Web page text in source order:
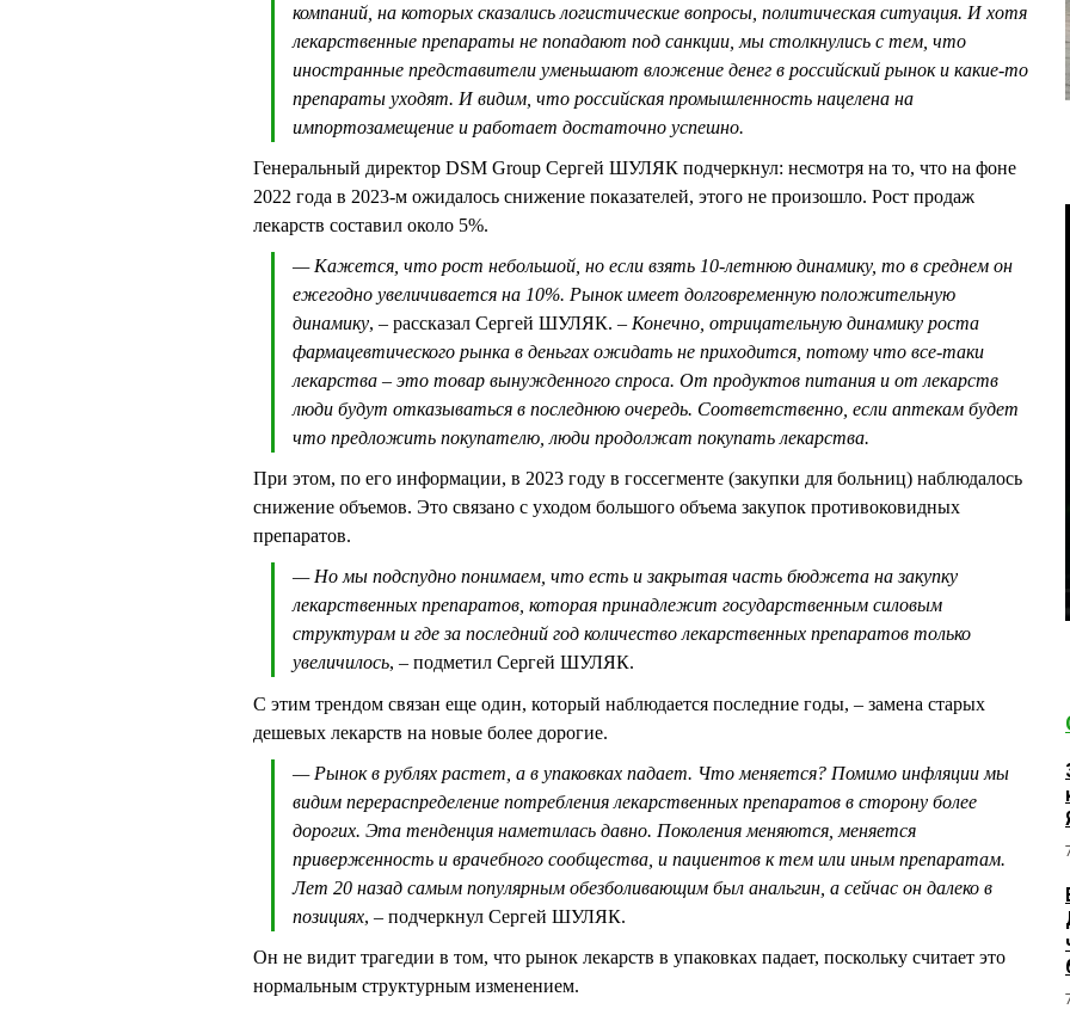
компаний, на которых сказались логистические вопросы, политическая ситуация. И хотя
лекарственные препараты не попадают под санкции, мы столкнулись с тем, что
иностранные представители уменьшают вложение денег в российский рынок и какие-то
препараты уходят. И видим, что российская промышленность нацелена на
импортозамещение и работает достаточно успешно.
Генеральный директор DSM Group Сергей ШУЛЯК подчеркнул: несмотря на то, что на фоне
2022 года в 2023-м ожидалось снижение показателей, этого не произошло. Рост продаж
лекарств составил около 5%.
— Кажется, что рост небольшой, но если взять 10-летнюю динамику, то в среднем он
ежегодно увеличивается на 10%. Рынок имеет долговременную положительную
динамику, – рассказал Сергей ШУЛЯК. – Конечно, отрицательную динамику роста
фармацевтического рынка в деньгах ожидать не приходится, потому что все-таки
лекарства – это товар вынужденного спроса. От продуктов питания и от лекарств
люди будут отказываться в последнюю очередь. Соответственно, если аптекам будет
что предложить покупателю, люди продолжат покупать лекарства.
При этом, по его информации, в 2023 году в госсегменте (закупки для больниц) наблюдалось
снижение объемов. Это связано с уходом большого объема закупок противоковидных
препаратов.
— Но мы подспудно понимаем, что есть и закрытая часть бюджета на закупку
лекарственных препаратов, которая принадлежит государственным силовым
структурам и где за последний год количество лекарственных препаратов только
увеличилось, – подметил Сергей ШУЛЯК.
С этим трендом связан еще один, который наблюдается последние годы, – замена старых
дешевых лекарств на новые более дорогие.
— Рынок в рублях растет, а в упаковках падает. Что меняется? Помимо инфляции мы
видим перераспределение потребления лекарственных препаратов в сторону более
дорогих. Эта тенденция наметилась давно. Поколения меняются, меняется
приверженность и врачебного сообщества, и пациентов к тем или иным препаратам.
Лет 20 назад самым популярным обезболивающим был анальгин, а сейчас он далеко в
позициях, – подчеркнул Сергей ШУЛЯК.
Он не видит трагедии в том, что рынок лекарств в упаковках падает, поскольку считает это
нормальным структурным изменением.